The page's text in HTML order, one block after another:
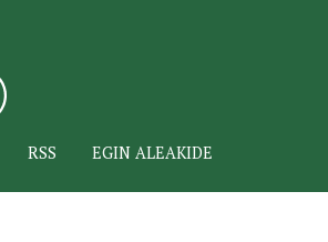
RSS EGIN ALEAKIDE